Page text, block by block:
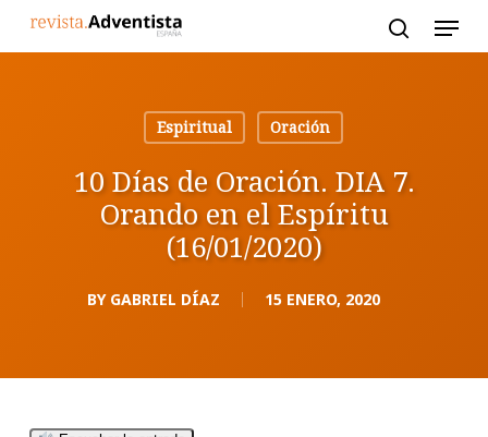
Espiritual
Oración
10 Días de Oración. DIA 7.
Orando en el Espíritu
(16/01/2020)
BY GABRIEL DÍAZ 15 ENERO, 2020